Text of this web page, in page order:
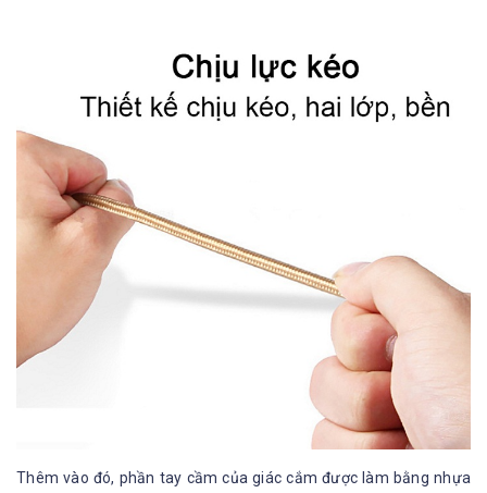
Thêm vào đó, phần tay cầm của giác cắm được làm bằng nhựa